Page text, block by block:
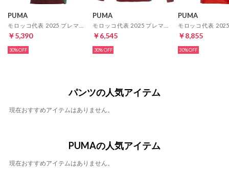
PUMA
￥5,390
30%
PUMA
￥6,545
30%
PUMA
￥8,855
30%
パンツの人気アイテム
現在おすすめアイテムはありません。
PUMAの人気アイテム
現在おすすめアイテムはありません。